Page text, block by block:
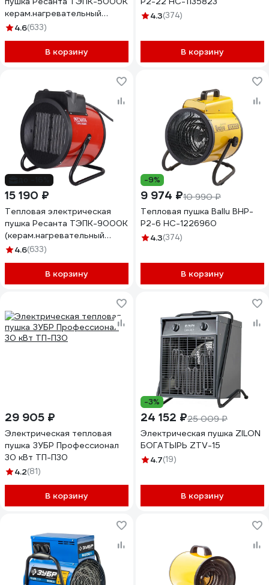
керам.нагревательный
элемент, круглая 67/1/25
4.6(633)
В корзину
4.3(374)
В корзину
15 190 ₽
Тепловая электрическая
пушка Ресанта ТЭПК-9000K
(керам.нагревательный
элемент, круглая) 67/1/33
4.6(633)
В корзину
-9%
9 974 ₽10 990 ₽
Тепловая пушка Ballu BHP-
P2-6 НС-1226960
4.3(374)
В корзину
29 905 ₽
Электрическая тепловая
пушка ЗУБР Профессионал
30 кВт ТП-П30
4.2(81)
В корзину
-3%
24 152 ₽25 009 ₽
Электрическая пушка ZILON
БОГАТЫРЬ ZTV-15
4.7(19)
В корзину